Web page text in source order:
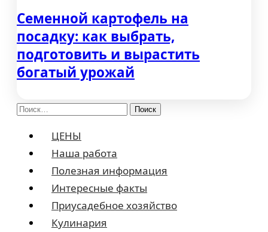
Семенной картофель на
посадку: как выбрать,
подготовить и вырастить
богатый урожай
Найти:
ЦЕНЫ
Наша работа
Полезная информация
Интересные факты
Приусадебное хозяйство
Кулинария